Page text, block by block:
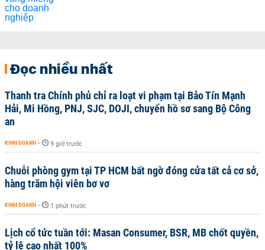
Đọc nhiều nhất
Thanh tra Chính phủ chỉ ra loạt vi phạm tại Bảo Tín Mạnh
Hải, Mi Hồng, PNJ, SJC, DOJI, chuyển hồ sơ sang Bộ Công
an
KINH DOANH - 9 giờ trước
Chuỗi phòng gym tại TP HCM bất ngờ đóng cửa tất cả cơ sở,
hàng trăm hội viên bơ vơ
KINH DOANH - 1 phút trước
Lịch cổ tức tuần tới: Masan Consumer, BSR, MB chốt quyền,
tỷ lệ cao nhất 100%